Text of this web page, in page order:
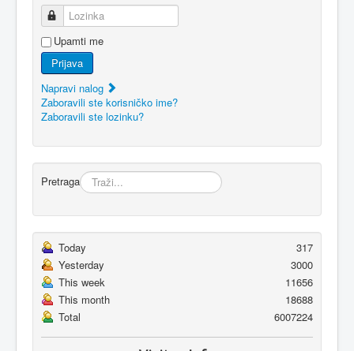
Lozinka
Upamti me
Prijava
Napravi nalog
Zaboravili ste korisničko ime?
Zaboravili ste lozinku?
Pretraga
Today
317
Yesterday
3000
This week
11656
This month
18688
Total
6007224